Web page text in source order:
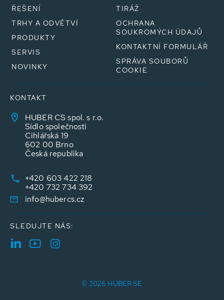
ŘEŠENÍ
TRHY A ODVĚTVÍ
PRODUKTY
SERVIS
NOVINKY
TIRÁŽ
OCHRANA
SOUKROMÝCH ÚDAJŮ
KONTAKTNÍ FORMULÁŘ
SPRÁVA SOUBORŮ
COOKIE
KONTAKT
HUBER CS spol. s r.o.
Sídlo společnosti
Cihlářská 19
602 00 Brno
Česká republika
+420 603 422 218
+420 732 734 392
info@hubercs.cz
SLEDUJTE NÁS:
© 2026 HUBER SE